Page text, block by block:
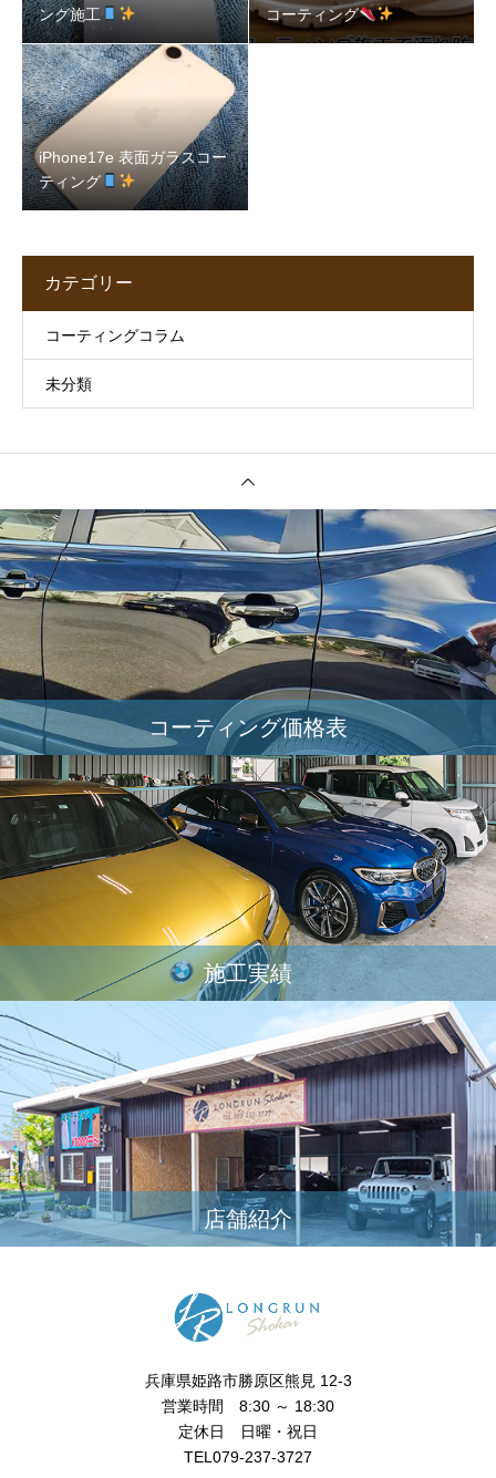
ング施工
コーティング
iPhone17e 表面ガラスコー
ティング
カテゴリー
コーティングコラム
未分類
コーティング価格表
施工実績
店舗紹介
兵庫県姫路市勝原区熊見 12-3
営業時間 8:30 ～ 18:30
定休日 日曜・祝日
TEL079-237-3727